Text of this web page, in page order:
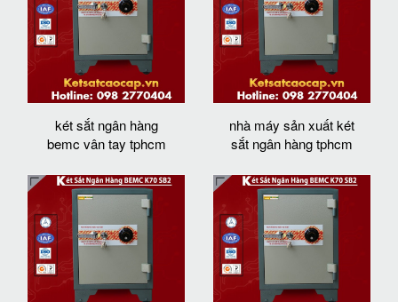
két sắt ngân hàng
bemc vân tay tphcm
nhà máy sản xuất két
sắt ngân hàng tphcm